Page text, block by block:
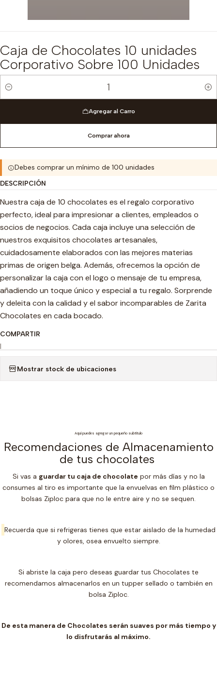
Caja de Chocolates 10 unidades
Corporativo Sobre 100 Unidades
Cantidad
Agregar al Carro
Comprar ahora
Debes comprar un mínimo de 100 unidades
DESCRIPCIÓN
Nuestra caja de 10 chocolates es el regalo corporativo
perfecto, ideal para impresionar a clientes, empleados o
socios de negocios. Cada caja incluye una selección de
nuestros exquisitos chocolates artesanales,
cuidadosamente elaborados con las mejores materias
primas de origen belga. Además, ofrecemos la opción de
personalizar la caja con el logo o mensaje de tu empresa,
añadiendo un toque único y especial a tu regalo. Sorprende
y deleita con la calidad y el sabor incomparables de Zarita
Chocolates en cada bocado.
COMPARTIR
|
Mostrar stock de ubicaciones
Aquí puedes agregar un pequeño subtítulo
Recomendaciones de Almacenamiento
de tus chocolates
Si vas a guardar tu caja de chocolate por más días y no la
consumes al tiro es importante que la envuelvas en film plástico o
bolsas Ziploc para que no le entre aire y no se sequen.
Recuerda que si refrigeras tienes que estar aislado de la humedad
y olores, osea envuelto siempre.
Si abriste la caja pero deseas guardar tus Chocolates te
recomendamos almacenarlos en un tupper sellado o también en
bolsa Ziploc.
De esta manera de Chocolates serán suaves por más tiempo y
lo disfrutarás al máximo.